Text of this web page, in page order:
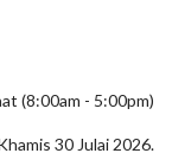
(8:00am - 5:00pm)
30 Julai 2026.